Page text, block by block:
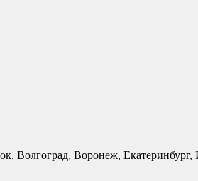
Волгоград, Воронеж,